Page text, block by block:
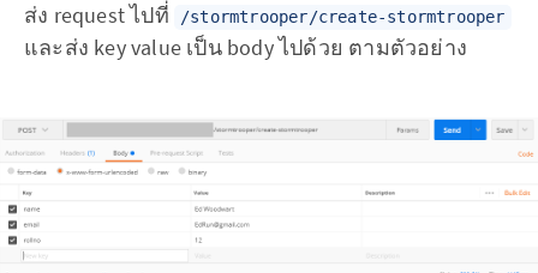
ส่ง request ไปที่ /stormtrooper/create-stormtrooper
และส่ง key value เป็น body ไปด้วย ตามตัวอย่าง